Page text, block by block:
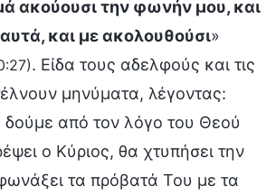
ακούουσι την φωνήν μου, και
και με ακολουθούσι»
. Είδα τους αδελφούς και τις
μηνύματα, λέγοντας:
από τον λόγο του Θεού
ο Κύριος, θα χτυπήσει την
τα πρόβατά Του με τα